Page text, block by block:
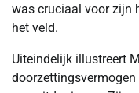
was cruciaal voor zijn
het veld.
Uiteindelijk illustreert